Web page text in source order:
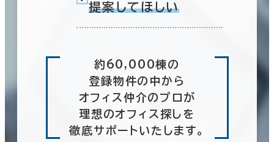
提案してほしい
約60,000棟の
登録物件の中から
オフィス仲介のプロが
理想のオフィス探しを
徹底サポートいたします。